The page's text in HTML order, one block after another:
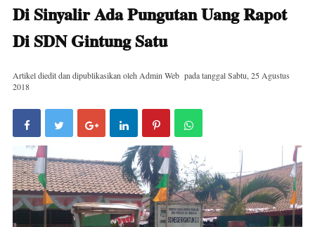
Di Sinyalir Ada Pungutan Uang Rapot
Di SDN Gintung Satu
Artikel diedit dan dipublikasikan oleh Admin Web pada tanggalSabtu, 25 Agustus
2018